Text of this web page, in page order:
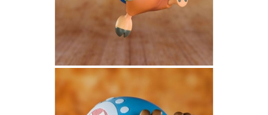
Share